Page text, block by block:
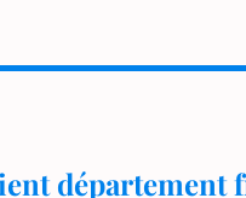
département